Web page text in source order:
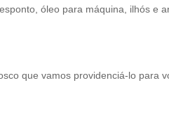
óleo para máquina, ilhós e
que vamos providenciá-lo para